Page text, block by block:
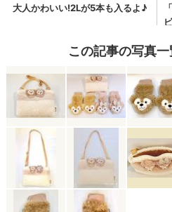
この記事の写真一